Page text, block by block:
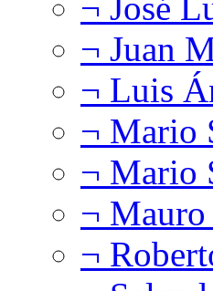
¬ Juan
¬ Luis
¬ Mario
¬ Mario
¬ Mauro
¬